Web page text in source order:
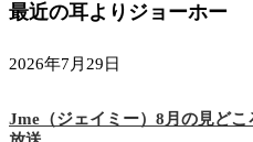
最近の耳よりジョーホー
2026年7月29日
Jme（ジェイミー）8月の見ど